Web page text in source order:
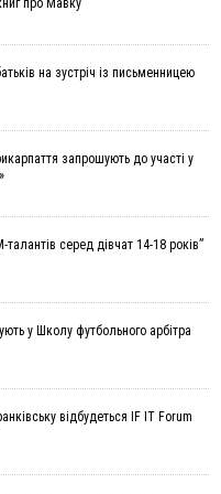
за магазину понад 640
для "Оберегу" дані про
побив інший керманич,
— справу закрили
Яремче 6 серпня
малолітньої
селищної ради
дощ на Прикарпатті
та Львівщини
наругу над могилою УПА
про Мавку
на зустріч із письменницею
запрошують до участі у
серед дівчат 14-18 років”
у Школу футбольного арбітра
відбудеться IF IT Forum